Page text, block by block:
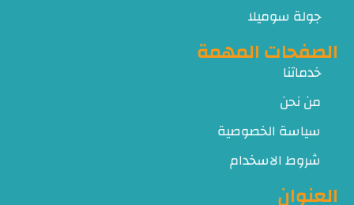
جولة سوميلا
الصفحات المهمة
خدماتنا
من نحن
سياسة الخصوصية
شروط الاسخدام
العنوان